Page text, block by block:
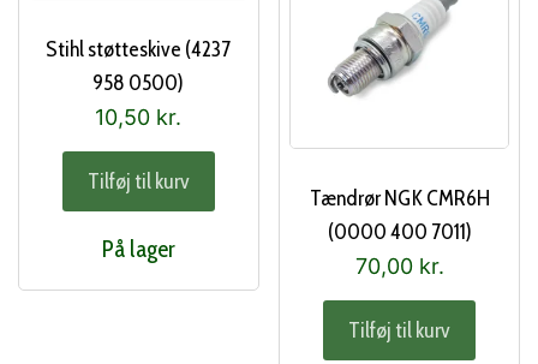
Stihl støtteskive (4237
958 0500)
10,50 kr.
Tilføj til kurv
På lager
Tændrør NGK CMR6H
(0000 400 7011)
70,00 kr.
Tilføj til kurv